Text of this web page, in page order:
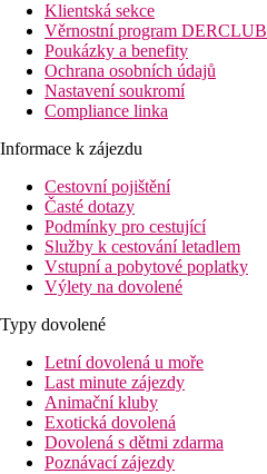
Klientská sekce
Věrnostní program DERCLUB
Poukázky a benefity
Ochrana osobních údajů
Nastavení soukromí
Compliance linka
Informace k zájezdu
Cestovní pojištění
Časté dotazy
Podmínky pro cestující
Služby k cestování letadlem
Vstupní a pobytové poplatky
Výlety na dovolené
Typy dovolené
Letní dovolená u moře
Last minute zájezdy
Animační kluby
Exotická dovolená
Dovolená s dětmi zdarma
Poznávací zájezdy